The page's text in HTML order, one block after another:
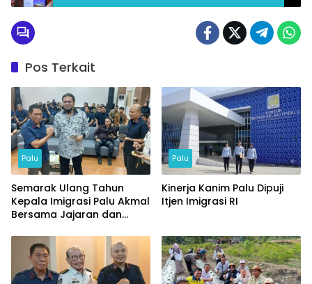
Pos Terkait
Palu
Semarak Ulang Tahun
Kepala Imigrasi Palu Akmal
Bersama Jajaran dan
Palu
Kinerja Kanim Palu Dipuji
Itjen Imigrasi RI